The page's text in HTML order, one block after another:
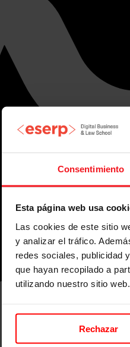
Consentimiento
Esta página web usa
Las cookies de este sitio
y analizar el tráfico.
redes sociales, publicidad
que hayan recopilado a
utilizando nuestro sitio web.
Rechazar